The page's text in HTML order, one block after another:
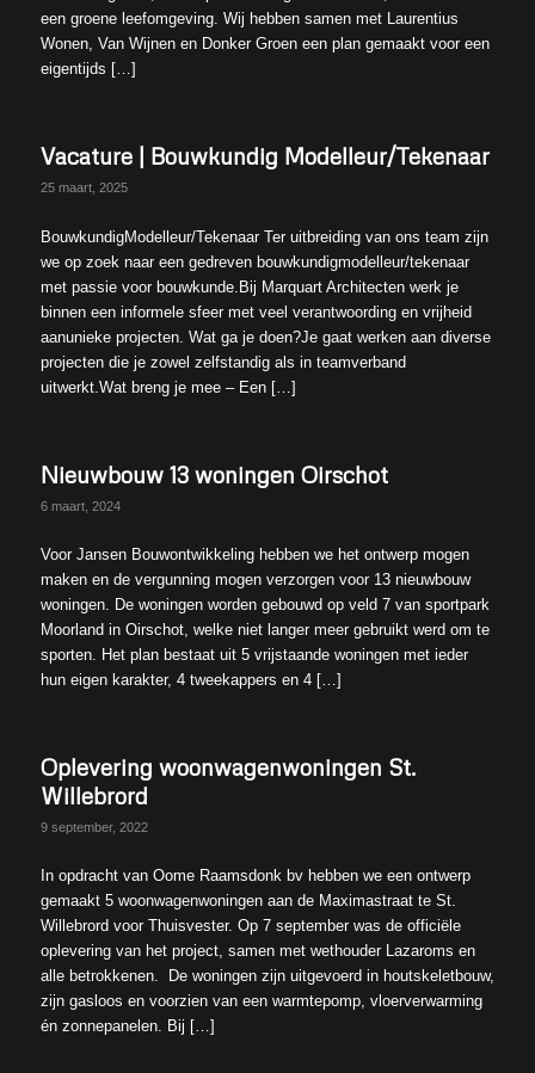
een groene leefomgeving. Wij hebben samen met Laurentius
Wonen, Van Wijnen en Donker Groen een plan gemaakt voor een
eigentijds […]
Vacature | Bouwkundig Modelleur/Tekenaar
25 maart, 2025
BouwkundigModelleur/Tekenaar Ter uitbreiding van ons team zijn
we op zoek naar een gedreven bouwkundigmodelleur/tekenaar
met passie voor bouwkunde.Bij Marquart Architecten werk je
binnen een informele sfeer met veel verantwoording en vrijheid
aanunieke projecten. Wat ga je doen?Je gaat werken aan diverse
projecten die je zowel zelfstandig als in teamverband
uitwerkt.Wat breng je mee – Een […]
Nieuwbouw 13 woningen Oirschot
6 maart, 2024
Voor Jansen Bouwontwikkeling hebben we het ontwerp mogen
maken en de vergunning mogen verzorgen voor 13 nieuwbouw
woningen. De woningen worden gebouwd op veld 7 van sportpark
Moorland in Oirschot, welke niet langer meer gebruikt werd om te
sporten. Het plan bestaat uit 5 vrijstaande woningen met ieder
hun eigen karakter, 4 tweekappers en 4 […]
Oplevering woonwagenwoningen St.
Willebrord
9 september, 2022
In opdracht van Oome Raamsdonk bv hebben we een ontwerp
gemaakt 5 woonwagenwoningen aan de Maximastraat te St.
Willebrord voor Thuisvester. Op 7 september was de officiële
oplevering van het project, samen met wethouder Lazaroms en
alle betrokkenen. De woningen zijn uitgevoerd in houtskeletbouw,
zijn gasloos en voorzien van een warmtepomp, vloerverwarming
én zonnepanelen. Bij […]